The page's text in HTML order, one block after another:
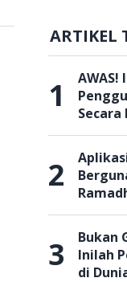
ARTIKEL
1
AWAS!
Secara
2
3
Bukan
Inilah
di